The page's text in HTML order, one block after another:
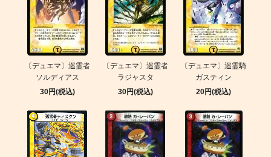
〔デュエマ〕巡霊者
ソルディアス
30円(税込)
〔デュエマ〕巡霊者
ラジャスタ
30円(税込)
〔デュエマ〕巡霊騎
ガスティン
20円(税込)